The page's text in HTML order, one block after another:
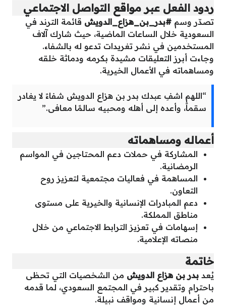
ردود الفعل عبر مواقع التواصل الاجتماعي
تصدّر وسم #بدر_بن_هزاع_الدويش قائمة الترند في
السعودية خلال الساعات الماضية، حيث شارك آلاف
المستخدمين في نشر تغريدات تدعو له بالشفاء.
وجاءت أبرز التعليقات مشيدة بكرمه ودماثة خلقه
ومساهماته في الأعمال الخيرية.
“اللهم اشفِ عبدك بدر بن هزاع الدويش شفاءً لا يغادر
سقماً، وأعده إلى أهله ومحبيه سالمًا معافى.”
أعماله ومساهماته
المشاركة في حملات دعم المحتاجين في المواسم
الرمضانية.
المساهمة في فعاليات مجتمعية لتعزيز روح
التعاون.
دعم المبادرات الإنسانية والخيرية على مستوى
مناطق المملكة.
إسهامات في تعزيز الترابط الاجتماعي من خلال
منصاته الإعلامية.
خاتمة
يُعد بدر بن هزاع الدويش من الشخصيات التي تحظى
باحترام وتقدير كبير في المجتمع السعودي، لما قدمه
من أعمال إنسانية ومواقف نبيلة.